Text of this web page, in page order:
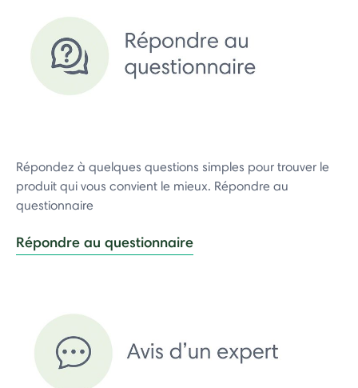
Répondez à quelques questions simples pour trouver le
produit qui vous convient le mieux. Répondre au
questionnaire
Répondre au questionnaire